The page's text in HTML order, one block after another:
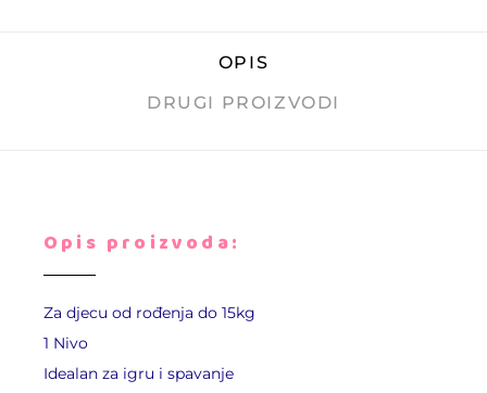
OPIS
DRUGI PROIZVODI
Opis proizvoda:
Za djecu od rođenja do 15kg
1 Nivo
Idealan za igru i spavanje